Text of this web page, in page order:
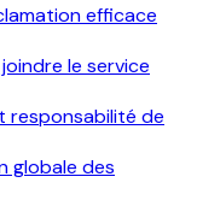
efficace
le service
responsabilité de
globale des